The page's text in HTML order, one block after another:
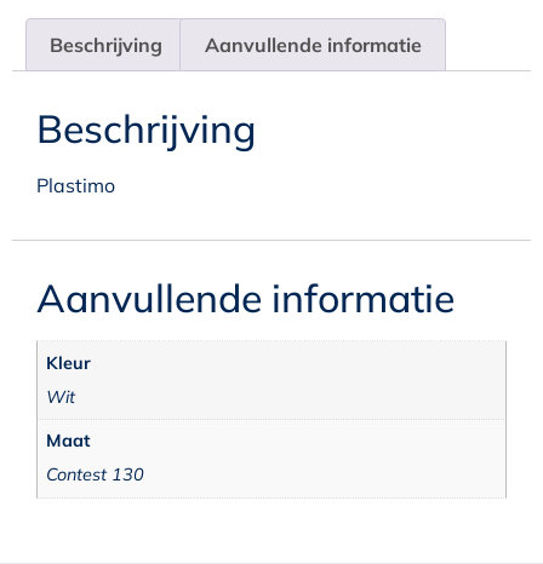
Beschrijving Aanvullende informatie
Beschrijving
Plastimo
Aanvullende informatie
Kleur
Wit
Maat
Contest 130